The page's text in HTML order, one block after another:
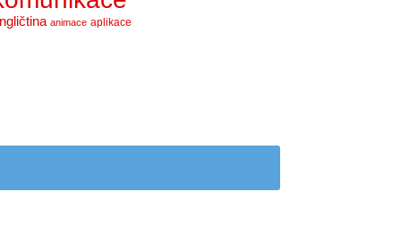
animace aplikace